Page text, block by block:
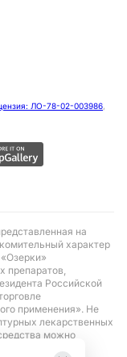
ЛО-78-02-003986,
на
характер
препаратов,
Российской
применения». Не
лекарственных
можно
при